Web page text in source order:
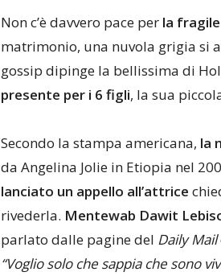
Non c’è davvero pace per la
matrimonio, una nuvola grigia si
gossip dipinge la bellissima di
presente per i 6 figli, la sua
Secondo la stampa americana, la
da Angelina Jolie in Etiopia nel
lanciato un appello all’attrice
rivederla. Mentewab Dawit
parlato dalle pagine del Daily Mail
“Voglio solo che sappia che sono